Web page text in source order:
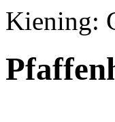
Kiening: